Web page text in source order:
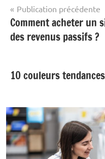
Produits
&
Navigation
de
l’article
Publication précédente
Comment acheter un
des revenus passifs ?
10 couleurs